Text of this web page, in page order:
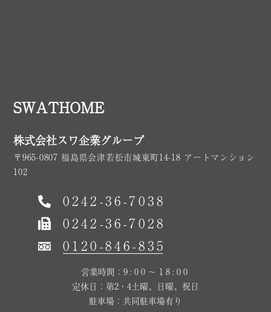
SWATHOME
株式会社スワ企業グループ
〒965-0807 福島県会津若松市城東町14-18 アートマンション
102
0242-36-7038
0242-36-7028
0120-846-835
営業時間： 9:00～18:00
定休日：第2・4土曜、日曜、祝日
駐車場：共同駐車場有り